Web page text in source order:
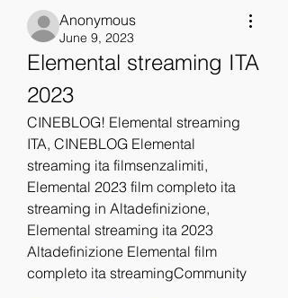
Anonymous
June 9, 2023
Elemental streaming ITA
2023
CINEBLOG! Elemental streaming
ITA, CINEBLOG Elemental
streaming ita filmsenzalimiti,
Elemental 2023 film completo ita
streaming in Altadefinizione,
Elemental streaming ita 2023
Altadefinizione Elemental film
completo ita streamingCommunity